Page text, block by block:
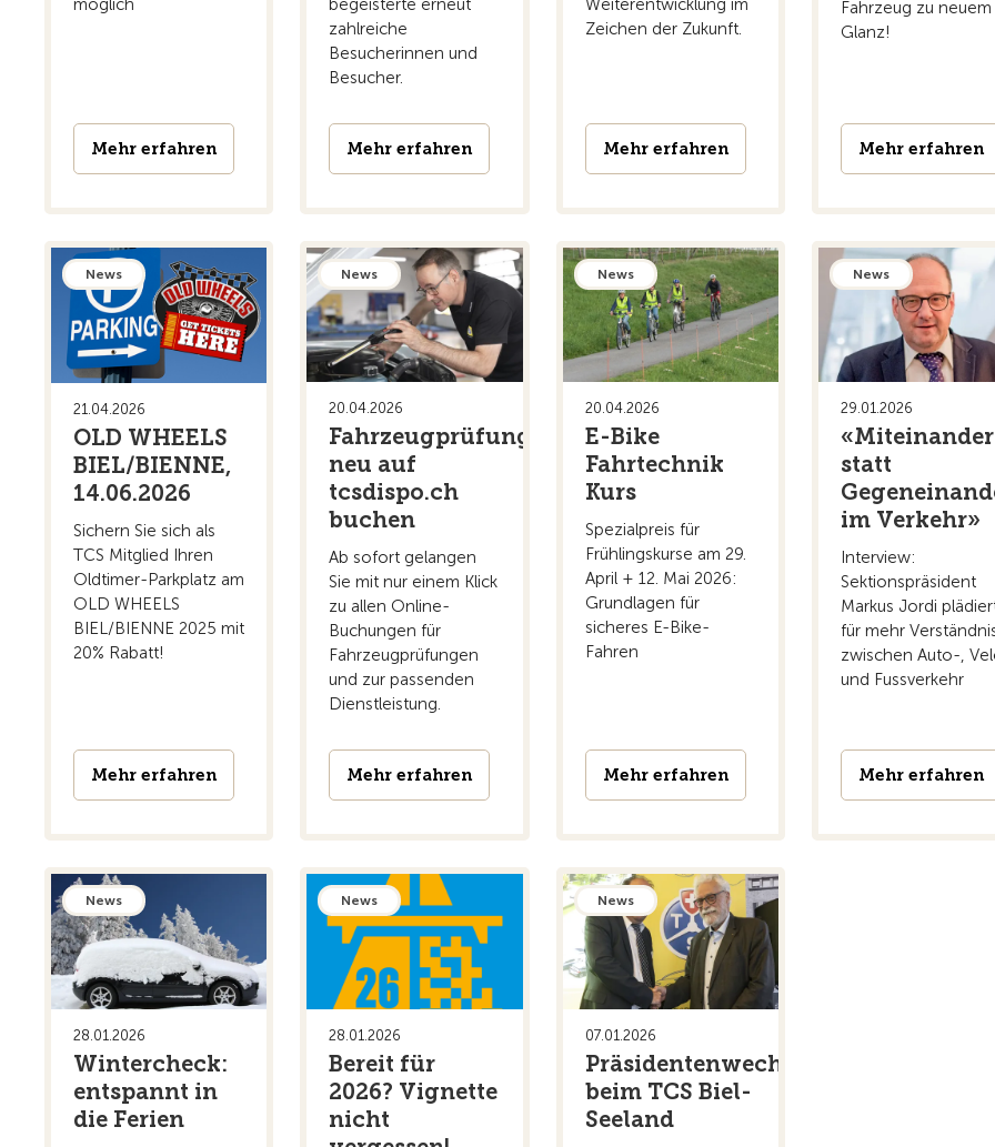
möglich
Mehr erfahren
begeisterte erneut
zahlreiche
Besucherinnen und
Besucher.
Mehr erfahren
Weiterentwicklung im
Zeichen der Zukunft.
Mehr erfahren
Fahrzeug zu neuem
Glanz!
Mehr erfahren
News
21.04.2026
OLD WHEELS
BIEL/BIENNE,
14.06.2026
Sichern Sie sich als
TCS Mitglied Ihren
Oldtimer-Parkplatz am
OLD WHEELS
BIEL/BIENNE 2025 mit
20% Rabatt!
Mehr erfahren
News
20.04.2026
Fahrzeugprüfung
neu auf
tcsdispo.ch
buchen
Ab sofort gelangen
Sie mit nur einem Klick
zu allen Online-
Buchungen für
Fahrzeugprüfungen
und zur passenden
Dienstleistung.
Mehr erfahren
News
20.04.2026
E-Bike
Fahrtechnik
Kurs
Spezialpreis für
Frühlingskurse am 29.
April + 12. Mai 2026:
Grundlagen für
sicheres E-Bike-
Fahren
Mehr erfahren
News
29.01.2026
«Miteinander
statt
im Verkehr»
Interview:
Sektionspräsident
Markus Jordi
für mehr
zwischen Auto-,
und Fussverkehr
Mehr erfahren
News
28.01.2026
Wintercheck:
entspannt in
die Ferien
News
28.01.2026
Bereit für
2026? Vignette
nicht
News
07.01.2026
Präsidentenwechsel
beim TCS Biel-
Seeland